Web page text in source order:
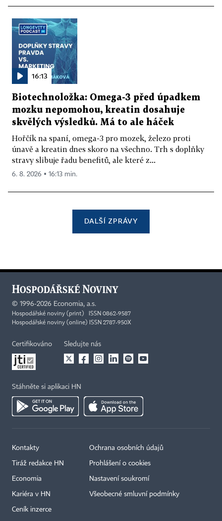
16:13
Biotechnoložka: Omega-3 před úpadkem
mozku nepomohou, kreatin dosahuje
skvělých výsledků. Má to ale háček
Hořčík na spaní, omega-3 pro mozek, železo proti
únavě a kreatin dnes skoro na všechno. Trh s doplňky
stravy slibuje řadu benefitů, ale které z...
6. 8. 2026 ▪ 16:13 min.
DALŠÍ ZPRÁVY
© 1996-2026 Economia, a.s.
Hospodářské noviny (print) ISSN 0862-9587
Hospodářské noviny (online) ISSN 2787-950X
Certifikováno Sledujte nás
Stáhněte si aplikaci HN
Kontakty
Tiráž redakce HN
Economia
Kariéra v HN
Ceník inzerce
Ochrana osobních údajů
Prohlášení o cookies
Nastavení soukromí
Všeobecné smluvní podmínky